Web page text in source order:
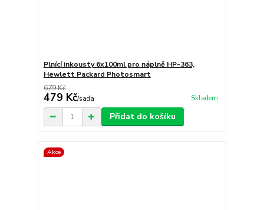
Plnící inkousty 6x100ml pro náplně HP-363,
Hewlett Packard Photosmart
679 Kč
479 Kč/sada Skladem
Přidat do košíku
Akce